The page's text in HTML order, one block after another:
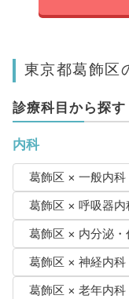
東京都葛飾区
診療科目から探す
内科
葛飾区 × 一般内科
葛飾区 × 呼吸器内
葛飾区 × 内分泌・
葛飾区 × 神経内科
葛飾区 × 老年内科